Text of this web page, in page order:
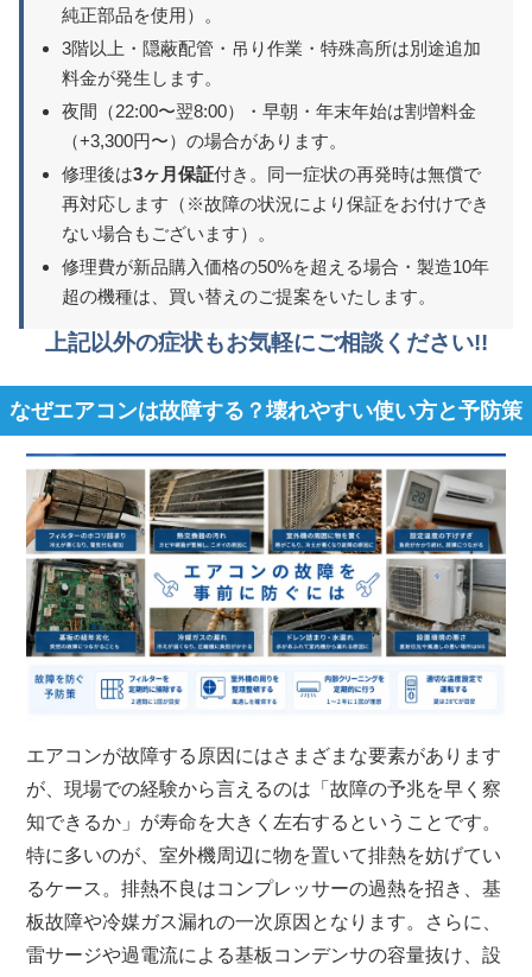
純正部品を使用）。
3階以上・隠蔽配管・吊り作業・特殊高所は別途追加
料金が発生します。
夜間（22:00〜翌8:00）・早朝・年末年始は割増料金
（+3,300円〜）の場合があります。
修理後は3ヶ月保証付き。同一症状の再発時は無償で
再対応します（※故障の状況により保証をお付けでき
ない場合もございます）。
修理費が新品購入価格の50%を超える場合・製造10年
超の機種は、買い替えのご提案をいたします。
上記以外の症状もお気軽にご相談ください!!
なぜエアコンは故障する？壊れやすい使い方と予防策
エアコンが故障する原因にはさまざまな要素があります
が、現場での経験から言えるのは「故障の予兆を早く察
知できるか」が寿命を大きく左右するということです。
特に多いのが、室外機周辺に物を置いて排熱を妨げてい
るケース。排熱不良はコンプレッサーの過熱を招き、基
板故障や冷媒ガス漏れの一次原因となります。さらに、
雷サージや過電流による基板コンデンサの容量抜け、設